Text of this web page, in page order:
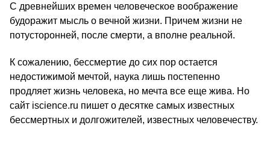
C древнейших времен человеческое воображение
будоражит мысль о вечной жизни. Причем жизни не
потусторонней, после смерти, а вполне реальной.
К сожалению, бессмертие до сих пор остается
недостижимой мечтой, наука лишь постепенно
продляет жизнь человека, но мечта все еще жива. Но
сайт iscience.ru пишет о десятке самых известных
бессмертных и долгожителей, известных человечеству.